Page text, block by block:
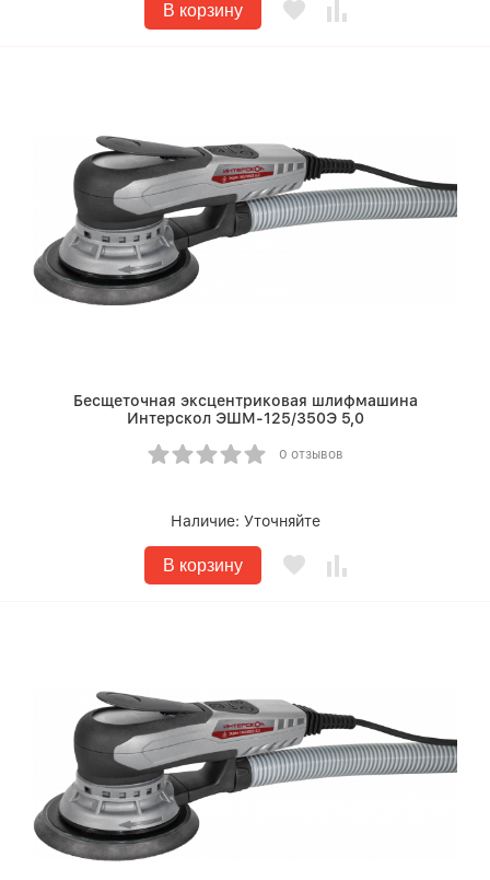
В корзину
Бесщеточная эксцентриковая шлифмашина
Интерскол ЭШМ-125/350Э 5,0
0 отзывов
Наличие: Уточняйте
В корзину